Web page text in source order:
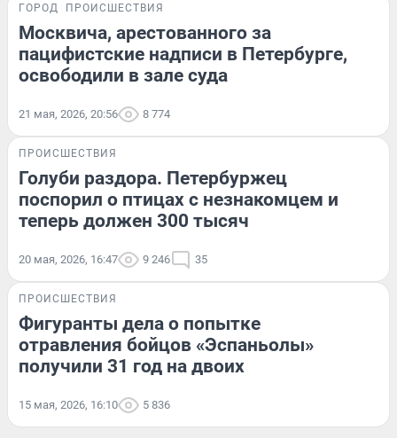
ГОРОД ПРОИСШЕСТВИЯ
Москвича, арестованного за
пацифистские надписи в Петербурге,
освободили в зале суда
21 мая, 2026, 20:56 8 774
ПРОИСШЕСТВИЯ
Голуби раздора. Петербуржец
поспорил о птицах с незнакомцем и
теперь должен 300 тысяч
20 мая, 2026, 16:47 9 246 35
ПРОИСШЕСТВИЯ
Фигуранты дела о попытке
отравления бойцов «Эспаньолы»
получили 31 год на двоих
15 мая, 2026, 16:10 5 836